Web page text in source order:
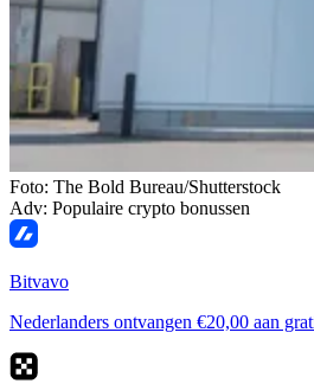
Foto: The Bold Bureau/Shutterstock
Adv: Populaire crypto bonussen
Bitvavo
Nederlanders ontvangen €20,00 aan